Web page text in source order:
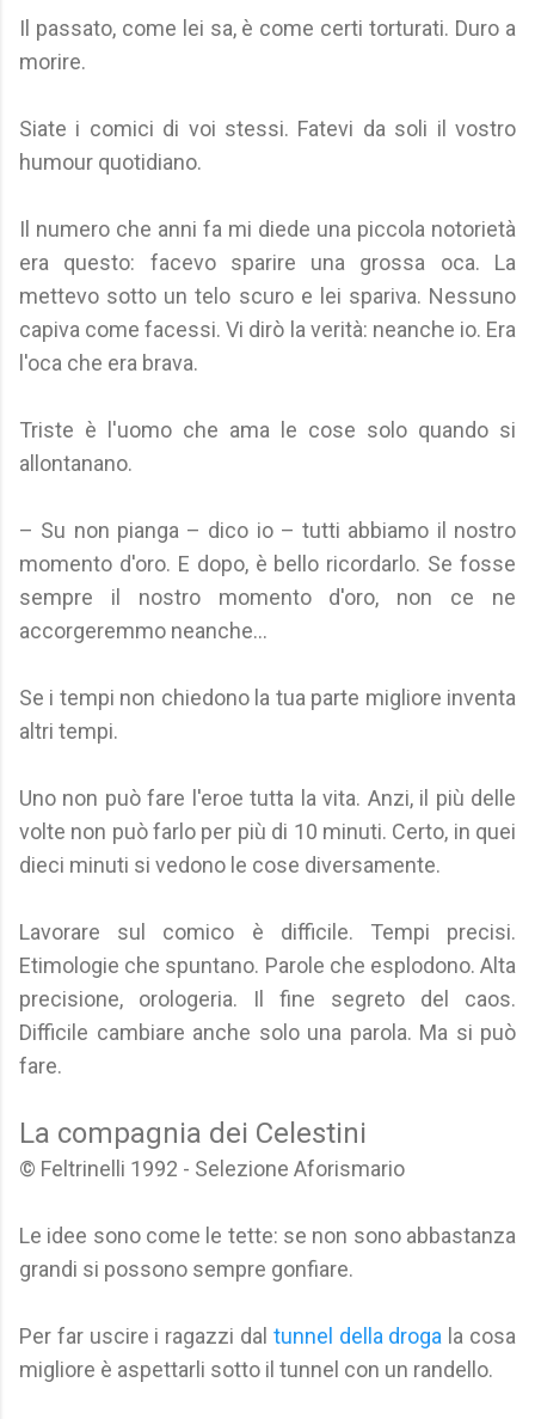
Il passato, come lei sa, è come certi torturati. Duro a
morire.
Siate i comici di voi stessi. Fatevi da soli il vostro
humour quotidiano.
Il numero che anni fa mi diede una piccola notorietà
era questo: facevo sparire una grossa oca. La
mettevo sotto un telo scuro e lei spariva. Nessuno
capiva come facessi. Vi dirò la verità: neanche io. Era
l'oca che era brava.
Triste è l'uomo che ama le cose solo quando si
allontanano.
– Su non pianga – dico io – tutti abbiamo il nostro
momento d'oro. E dopo, è bello ricordarlo. Se fosse
sempre il nostro momento d'oro, non ce ne
accorgeremmo neanche...
Se i tempi non chiedono la tua parte migliore inventa
altri tempi.
Uno non può fare l'eroe tutta la vita. Anzi, il più delle
volte non può farlo per più di 10 minuti. Certo, in quei
dieci minuti si vedono le cose diversamente.
Lavorare sul comico è difficile. Tempi precisi.
Etimologie che spuntano. Parole che esplodono. Alta
precisione, orologeria. Il fine segreto del caos.
Difficile cambiare anche solo una parola. Ma si può
fare.
La compagnia dei Celestini
© Feltrinelli 1992 - Selezione Aforismario
Le idee sono come le tette: se non sono abbastanza
grandi si possono sempre gonfiare.
Per far uscire i ragazzi dal tunnel della droga la cosa
migliore è aspettarli sotto il tunnel con un randello.